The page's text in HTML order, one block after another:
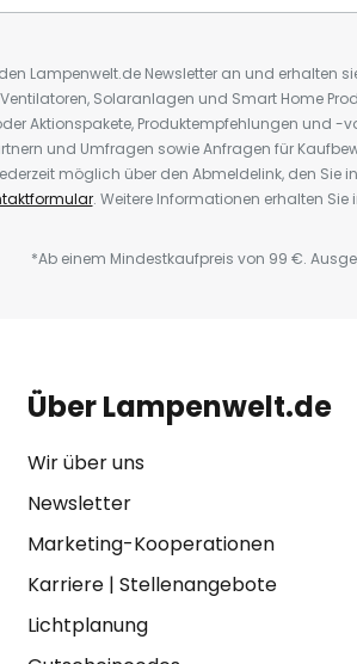
Lampenwelt.de Newsletter an und erhalten
Solaranlagen und Smart Home
Aktionspakete, Produktempfehlungen und
und Umfragen sowie Anfragen für
möglich über den Abmeldelink, den Sie
. Weitere Informationen erhalten Sie
*Ab einem Mindestkaufpreis von 99 €.
Über Lampenwelt.de
Wir über uns
Newsletter
Marketing-Kooperationen
Karriere| Stellenangebote
Lichtplanung